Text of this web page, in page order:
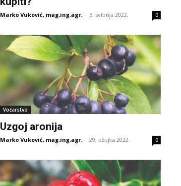
Marko Vuković, mag.ing.agr. - 5. svibnja 2022. 0
Voćarstvo
Uzgoj aronija
Marko Vuković, mag.ing.agr. - 29. ožujka 2022. 0